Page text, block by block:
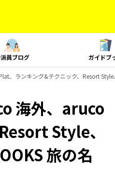
員ブログ ガイドブ
、ランキング&テクニック、Resort
海外、aruco
Style、
旅の名